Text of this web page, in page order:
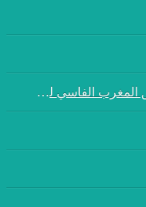
في الجمع العام الثالث لفريق المغرب الفاسي لكرة القدم: